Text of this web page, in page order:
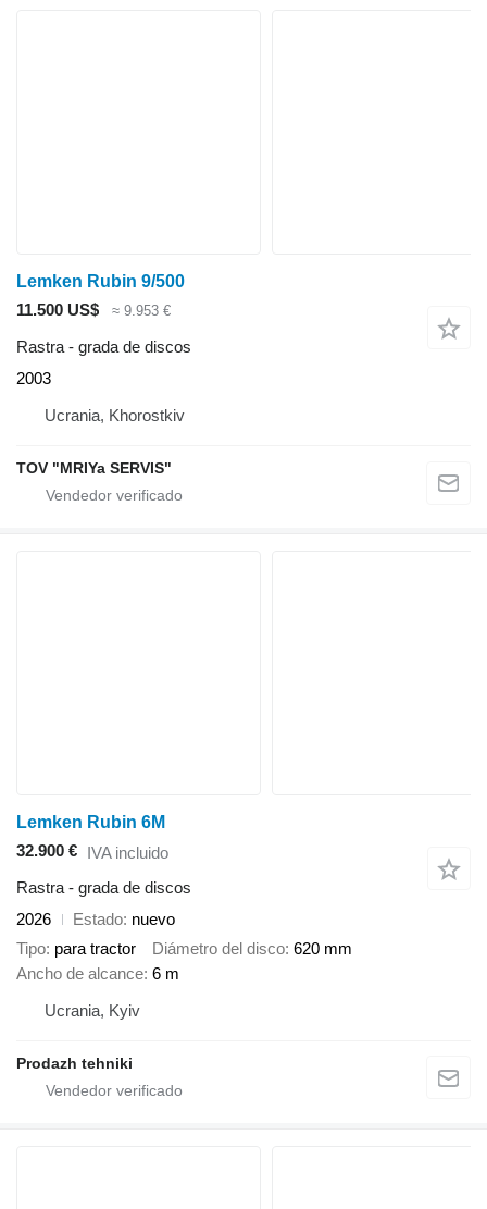
Lemken Rubin 9/500
11.500 US$
≈ 9.953 €
Rastra - grada de discos
2003
Ucrania, Khorostkiv
TOV "MRIYa SERVIS"
Lemken Rubin 6M
32.900 € IVA incluido
Rastra - grada de discos
2026
Estado nuevo
Tipo para tractor Diámetro del disco 620 mm
Ancho de alcance 6 m
Ucrania, Kyiv
Prodazh tehniki